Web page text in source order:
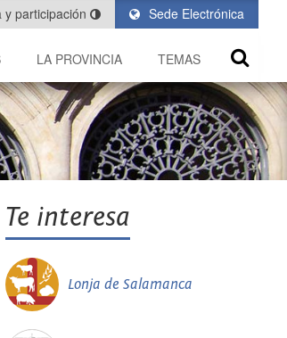
Sede Electrónica
y participación
LA PROVINCIA TEMAS
Te interesa
Lonja de Salamanca